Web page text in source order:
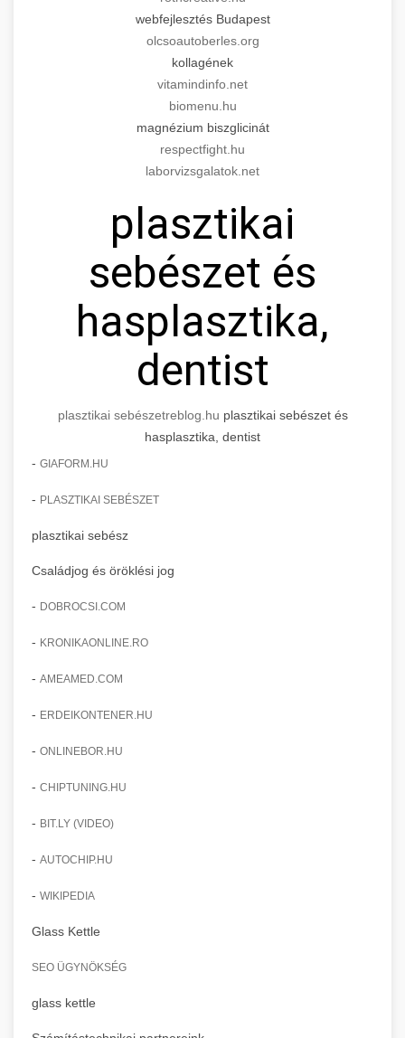
webfejlesztés Budapest
olcsoautoberles.org
kollagének
vitamindinfo.net
biomenu.hu
magnézium biszglicinát
respectfight.hu
laborvizsgalatok.net
plasztikai
sebészet és
hasplasztika,
dentist
plasztikai sebészetreblog.hu plasztikai sebészet és
hasplasztika, dentist
- GIAFORM.HU
- PLASZTIKAI SEBÉSZET
plasztikai sebész
Családjog és öröklési jog
- DOBROCSI.COM
- KRONIKAONLINE.RO
- AMEAMED.COM
- ERDEIKONTENER.HU
- ONLINEBOR.HU
- CHIPTUNING.HU
- BIT.LY (VIDEO)
- AUTOCHIP.HU
- WIKIPEDIA
Glass Kettle
SEO ÜGYNÖKSÉG
glass kettle